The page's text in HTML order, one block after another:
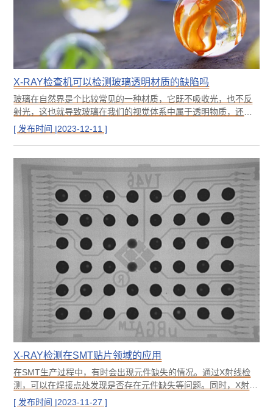
X-RAY检查机可以检测玻璃透明材质的缺陷吗
玻璃在自然界是个比较常见的一种材质，它既不吸收光，也不反
射光，这也就导致玻璃在我们的视觉体系中属于透明物质，还有
一些物质如水、冰、透明胶水等均不吸收光也不反射光，这类材
质在实际使用过程中经常会遇到需要检测是否OK的情况，如胶水
气泡导致粘连不牢等情况的发生。今天我们就
[ 发布时间 |2023-12-11 ]
X-RAY检测在SMT贴片领域的应用
在SMT生产过程中，有时会出现元件缺失的情况。通过X射线检
测，可以在焊接点处发现是否存在元件缺失等问题。同时，X射线
检测也能够检测出元件放置错误等问题。如下图的焊接就可以明
[ 发布时间 |2023-11-27 ]